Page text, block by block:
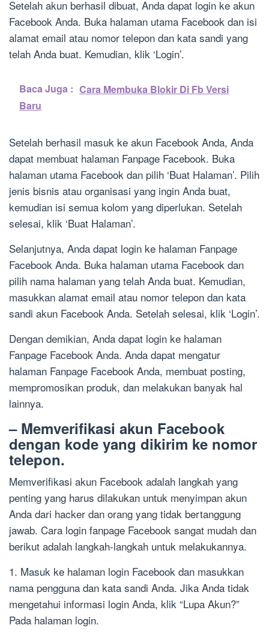
Setelah akun berhasil dibuat, Anda dapat login ke akun
Facebook Anda. Buka halaman utama Facebook dan isi
alamat email atau nomor telepon dan kata sandi yang
telah Anda buat. Kemudian, klik ‘Login’.
Baca Juga : Cara Membuka Blokir Di Fb Versi
Baru
Setelah berhasil masuk ke akun Facebook Anda, Anda
dapat membuat halaman Fanpage Facebook. Buka
halaman utama Facebook dan pilih ‘Buat Halaman’. Pilih
jenis bisnis atau organisasi yang ingin Anda buat,
kemudian isi semua kolom yang diperlukan. Setelah
selesai, klik ‘Buat Halaman’.
Selanjutnya, Anda dapat login ke halaman Fanpage
Facebook Anda. Buka halaman utama Facebook dan
pilih nama halaman yang telah Anda buat. Kemudian,
masukkan alamat email atau nomor telepon dan kata
sandi akun Facebook Anda. Setelah selesai, klik ‘Login’.
Dengan demikian, Anda dapat login ke halaman
Fanpage Facebook Anda. Anda dapat mengatur
halaman Fanpage Facebook Anda, membuat posting,
mempromosikan produk, dan melakukan banyak hal
lainnya.
– Memverifikasi akun Facebook
dengan kode yang dikirim ke nomor
telepon.
Memverifikasi akun Facebook adalah langkah yang
penting yang harus dilakukan untuk menyimpan akun
Anda dari hacker dan orang yang tidak bertanggung
jawab. Cara login fanpage Facebook sangat mudah dan
berikut adalah langkah-langkah untuk melakukannya.
1. Masuk ke halaman login Facebook dan masukkan
nama pengguna dan kata sandi Anda. Jika Anda tidak
mengetahui informasi login Anda, klik “Lupa Akun?”
Pada halaman login.